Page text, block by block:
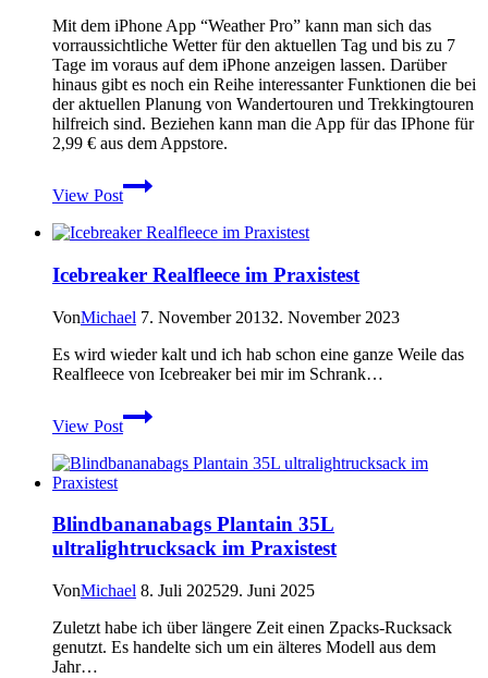
Mit dem iPhone App “Weather Pro” kann man sich das
vorraussichtliche Wetter für den aktuellen Tag und bis zu 7
Tage im voraus auf dem iPhone anzeigen lassen. Darüber
hinaus gibt es noch ein Reihe interessanter Funktionen die bei
der aktuellen Planung von Wandertouren und Trekkingtouren
hilfreich sind. Beziehen kann man die App für das IPhone für
2,99 € aus dem Appstore.
View Post
Weather
Pro
Wetter
für
iPhone
Icebreaker Realfleece im Praxistest
VonMichael 7. November 20132. November 2023
Es wird wieder kalt und ich hab schon eine ganze Weile das
Realfleece von Icebreaker bei mir im Schrank…
View Post
Icebreaker
Realfleece
Praxistest
Blindbananabags Plantain 35L
ultralightrucksack im Praxistest
VonMichael 8. Juli 202529. Juni 2025
Zuletzt habe ich über längere Zeit einen Zpacks-Rucksack
genutzt. Es handelte sich um ein älteres Modell aus dem
Jahr…